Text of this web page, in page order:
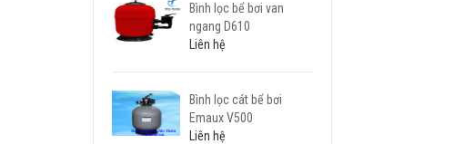
Bình lọc bể bơi van
ngang D610
Liên hệ
Bình lọc cát bể bơi
Emaux V500
Liên hệ